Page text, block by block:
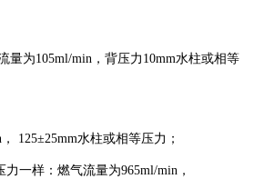
量为105ml/min，背压力10mm水柱或相等
125±25mm水柱或相等压力；
一样：燃气流量为965ml/min，